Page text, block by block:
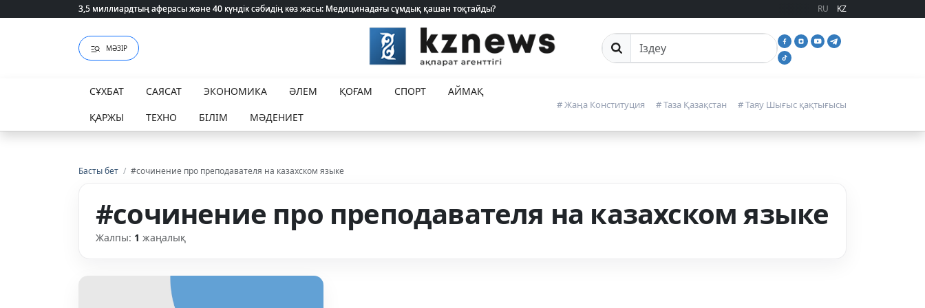
3,5 миллиардтың аферасы және 40 күндік сәбидің көз жасы: Медицинадағы сұмдық қашан тоқтайды?
3,5 миллиардтың аферасы және 40 күндік сәбидің көз жасы: Медицинадағы сұмдық қашан тоқтайды? RU KZ
МӘЗІР Сайттан іздеу
СҰХБАТ САЯСАТ ЭКОНОМИКА ӘЛЕМ ҚОҒАМ СПОРТ
АЙМАҚ
ҚАРЖЫ
ТЕХНО БІЛІМ МӘДЕНИЕТ
# Жаңа Конституция # Таза Қазақстан # Таяу Шығыс қақтығысы
Басты бет / #сочинение про преподавателя на казахском языке
#сочинение про преподавателя на казахском языке
Жалпы: 1 жаңалық